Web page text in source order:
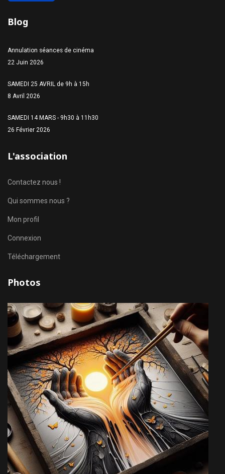
Blog
Annulation séances de cinéma
22 Juin 2026
SAMEDI 25 AVRIL de 9h à 15h
8 Avril 2026
SAMEDI 14 MARS - 9h30 à 11h30
26 Février 2026
L'association
Contactez nous !
Qui sommes nous ?
Mon profil
Connexion
Téléchargement
Photos